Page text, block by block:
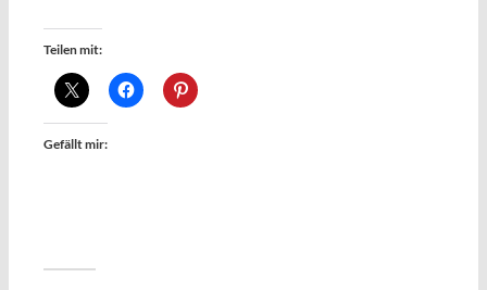
Teilen mit:
Gefällt mir: